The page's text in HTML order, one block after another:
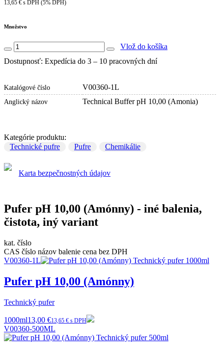
13,65 € s DPH (5% DPH)
Množstvo
Vlož do košíka
Dostupnosť: Expedícia do 3 – 10 pracovných dní
Katalógové číslo V00360-1L
Anglický názov Technical Buffer pH 10,00 (Amonia)
Kategórie produktu:
Technické pufre
Pufre Chemikálie
Karta bezpečnostných údajov
Pufer pH 10,00 (Amónny) - iné balenia,
čistota, iný variant
kat. číslo
CAS číslo názov balenie cena bez DPH
V00360-1L
Pufer pH 10,00 (Amónny)
Technický pufer
1000ml13,00 €13,65 € s DPH
V00360-500ML